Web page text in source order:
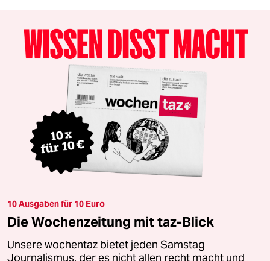
10 Ausgaben für 10 Euro
Die Wochenzeitung mit taz-Blick
Unsere wochentaz bietet jeden Samstag
Journalismus, der es nicht allen recht macht und